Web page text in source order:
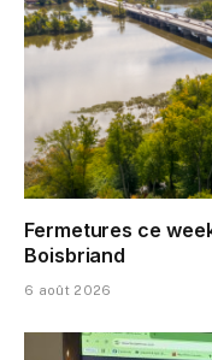
Fermetures ce
Boisbriand
6 août 2026